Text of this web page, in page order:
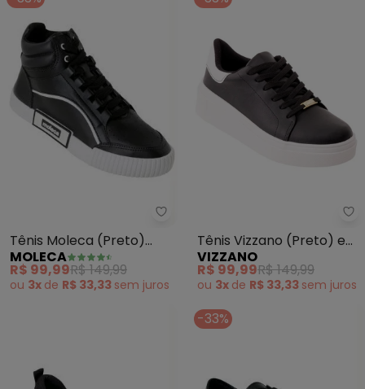
Moleca - Tênis Moleca (Preto)
Tênis Moleca (Preto)
Cano Médio
MOLECA
R$ 99,99R$ 149,99
ou 3x de R$ 33,33 sem juros
Tênis Vizzano (Preto) em
Sintético
VIZZANO
R$ 99,99R$ 149,99
ou 3x de R$ 33,33 sem juros
-33%